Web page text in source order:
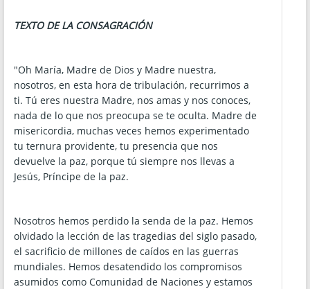
TEXTO DE LA CONSAGRACIÓN
"Oh María, Madre de Dios y Madre nuestra,
nosotros, en esta hora de tribulación, recurrimos a
ti. Tú eres nuestra Madre, nos amas y nos conoces,
nada de lo que nos preocupa se te oculta. Madre de
misericordia, muchas veces hemos experimentado
tu ternura providente, tu presencia que nos
devuelve la paz, porque tú siempre nos llevas a
Jesús, Príncipe de la paz.
Nosotros hemos perdido la senda de la paz. Hemos
olvidado la lección de las tragedias del siglo pasado,
el sacrificio de millones de caídos en las guerras
mundiales. Hemos desatendido los compromisos
asumidos como Comunidad de Naciones y estamos